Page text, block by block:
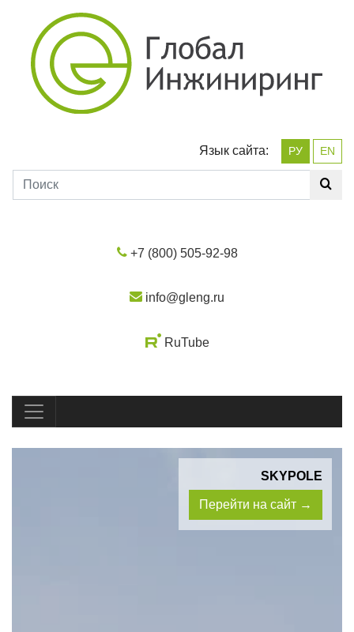
Язык сайта: РУ EN
+7 (800) 505-92-98
info@gleng.ru
RuTube
SKYPOLE
Перейти на сайт →